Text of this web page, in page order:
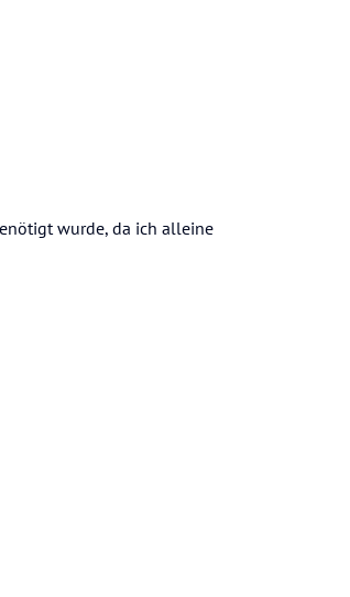
wurde, da ich alleine